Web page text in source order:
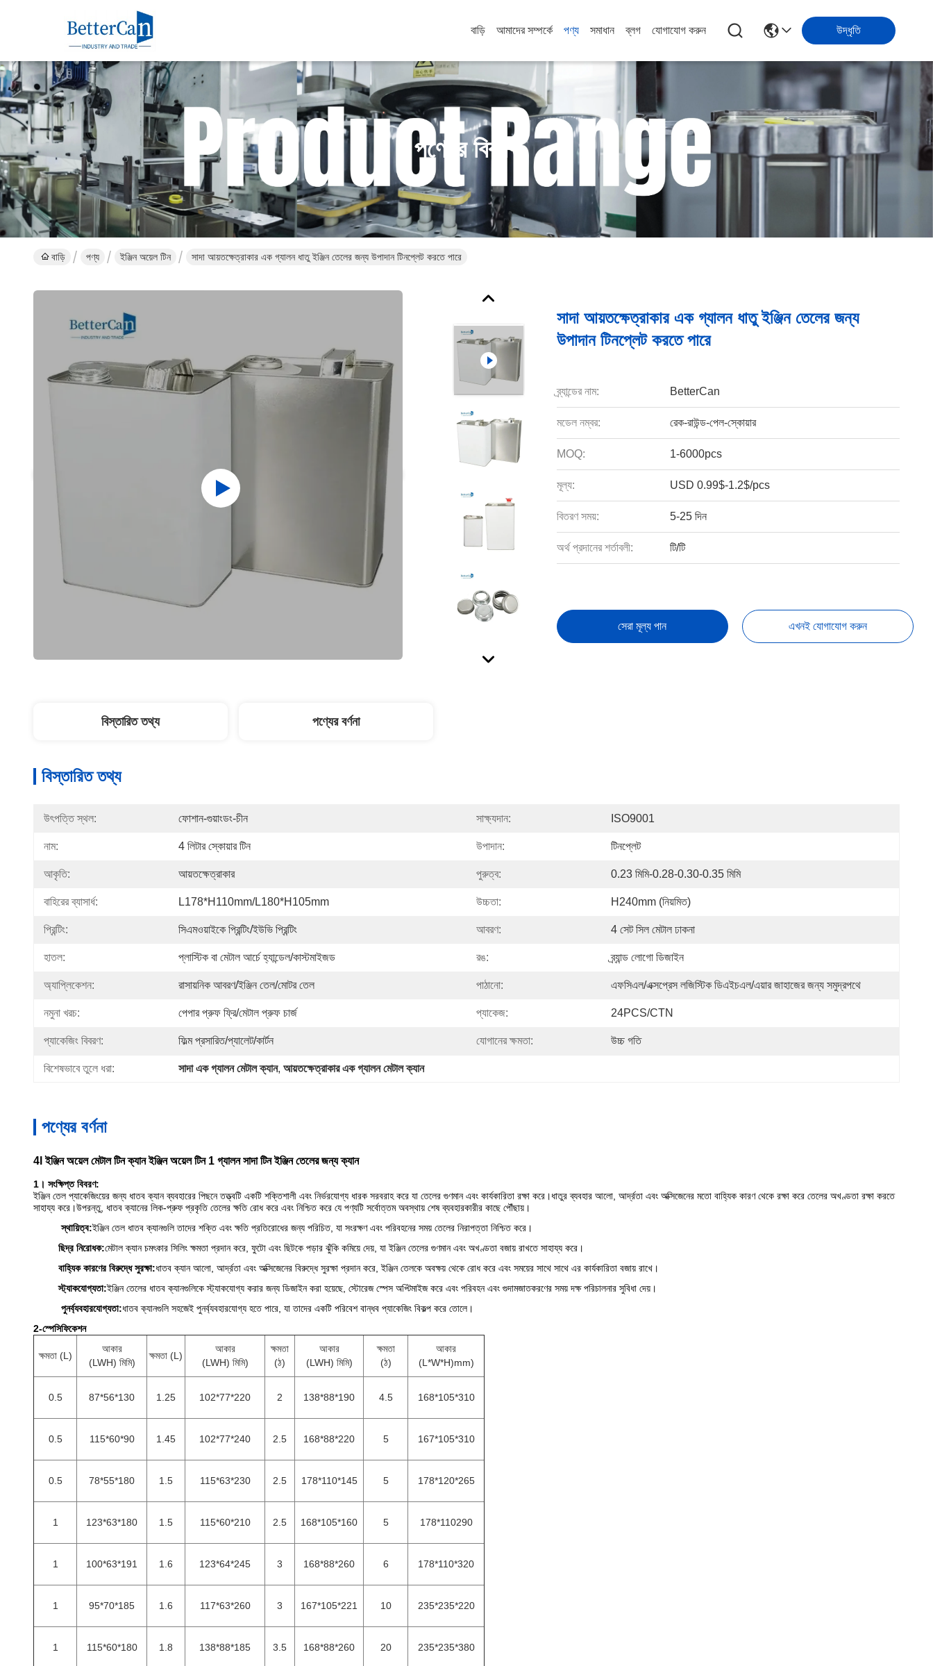
বাড়ি আমাদের সম্পর্কে পণ্য সমাধান ব্লগ যোগাযোগ করুন উদ্ধৃতি
পণ্যের বিবরণ
বাড়ি পণ্য ইঞ্জিন অয়েল টিন সাদা আয়তক্ষেত্রাকার এক গ্যালন ধাতু ইঞ্জিন তেলের জন্য উপাদান টিনপ্লেট করতে পারে
সাদা আয়তক্ষেত্রাকার এক গ্যালন ধাতু ইঞ্জিন তেলের জন্য
উপাদান টিনপ্লেট করতে পারে
ব্র্যান্ডের নাম: BetterCan
মডেল নম্বর: রেক-রাউন্ড-পেল-স্কোয়ার
MOQ: 1-6000pcs
মূল্য: USD 0.99$-1.2$/pcs
বিতরণ সময়: 5-25 দিন
অর্থ প্রদানের শর্তাবলী: টি/টি
সেরা মূল্য পান এখনই যোগাযোগ করুন
বিস্তারিত তথ্য পণ্যের বর্ণনা
বিস্তারিত তথ্য
উৎপত্তি স্থল: ফোশান-গুয়াংডং-চীন সাক্ষ্যদান: ISO9001
নাম: 4 লিটার স্কোয়ার টিন উপাদান: টিনপ্লেট
আকৃতি: আয়তক্ষেত্রাকার পুরুত্ব: 0.23 মিমি-0.28-0.30-0.35 মিমি
বাহিরের ব্যাসার্ধ: L178*H110mm/L180*H105mm উচ্চতা: H240mm (নিয়মিত)
প্রিন্টিং: সিএমওয়াইকে প্রিন্টিং/ইউভি প্রিন্টিং আবরণ: 4 সেট সিল মেটাল ঢাকনা
হাতল: প্লাস্টিক বা মেটাল আর্চে হ্যান্ডেল/কাস্টমাইজড রঙ: ব্র্যান্ড লোগো ডিজাইন
অ্যাপ্লিকেশন: রাসায়নিক আবরণ/ইঞ্জিন তেল/মোটর তেল পাঠানো: এফসিএল/এক্সপ্রেস লজিস্টিক ডিএইচএল/এয়ার জাহাজের জন্য সমুদ্রপথে
নমুনা খরচ: পেপার প্রুফ ফ্রি/মেটাল প্রুফ চার্জ প্যাকেজ: 24PCS/CTN
প্যাকেজিং বিবরণ: ফিল্ম প্রসারিত/প্যালেট/কার্টন যোগানের ক্ষমতা: উচ্চ গতি
বিশেষভাবে তুলে ধরা: সাদা এক গ্যালন মেটাল ক্যান, আয়তক্ষেত্রাকার এক গ্যালন মেটাল ক্যান
পণ্যের বর্ণনা
4l ইঞ্জিন অয়েল মেটাল টিন ক্যান ইঞ্জিন অয়েল টিন 1 গ্যালন সাদা টিন ইঞ্জিন তেলের জন্য ক্যান
1। সংক্ষিপ্ত বিবরণ:
ইঞ্জিন তেল প্যাকেজিংয়ের জন্য ধাতব ক্যান ব্যবহারের পিছনে তত্ত্বটি একটি শক্তিশালী এবং নির্ভরযোগ্য ধারক সরবরাহ করে যা তেলের গুণমান এবং কার্যকারিতা রক্ষা করে।ধাতুর ব্যবহার আলো, আর্দ্রতা এবং অক্সিজেনের মতো বাহ্যিক কারণ থেকে রক্ষা করে তেলের অখণ্ডতা রক্ষা করতে
সাহায্য করে।উপরন্তু, ধাতব ক্যানের লিক-প্রুফ প্রকৃতি তেলের ক্ষতি রোধ করে এবং নিশ্চিত করে যে পণ্যটি সর্বোত্তম অবস্থায় শেষ ব্যবহারকারীর কাছে পৌঁছায়।
স্থায়িত্ব:ইঞ্জিন তেল ধাতব ক্যানগুলি তাদের শক্তি এবং ক্ষতি প্রতিরোধের জন্য পরিচিত, যা সংরক্ষণ এবং পরিবহনের সময় তেলের নিরাপত্তা নিশ্চিত করে।
ছিদ্র নিরোধক:মেটাল ক্যান চমৎকার সিলিং ক্ষমতা প্রদান করে, ফুটো এবং ছিটকে পড়ার ঝুঁকি কমিয়ে দেয়, যা ইঞ্জিন তেলের গুণমান এবং অখণ্ডতা বজায় রাখতে সাহায্য করে।
বাহ্যিক কারণের বিরুদ্ধে সুরক্ষা:ধাতব ক্যান আলো, আর্দ্রতা এবং অক্সিজেনের বিরুদ্ধে সুরক্ষা প্রদান করে, ইঞ্জিন তেলকে অবক্ষয় থেকে রোধ করে এবং সময়ের সাথে সাথে এর কার্যকারিতা বজায় রাখে।
স্ট্যাকযোগ্যতা:ইঞ্জিন তেলের ধাতব ক্যানগুলিকে স্ট্যাকযোগ্য করার জন্য ডিজাইন করা হয়েছে, স্টোরেজ স্পেস অপ্টিমাইজ করে এবং পরিবহন এবং গুদামজাতকরণের সময় দক্ষ পরিচালনার সুবিধা দেয়।
পুনর্ব্যবহারযোগ্যতা:ধাতব ক্যানগুলি সহজেই পুনর্ব্যবহারযোগ্য হতে পারে, যা তাদের একটি পরিবেশ বান্ধব প্যাকেজিং বিকল্প করে তোলে।
2-স্পেসিফিকেশন
ক্ষমতা (L)
আকার
(LWH) মিমি)
ক্ষমতা (L)
আকার
(LWH) মিমি)
ক্ষমতা
(ঠ)
আকার
(LWH) মিমি)
ক্ষমতা
(ঠ)
আকার
(L*W*H)mm)
0.5 87*56*130 1.25 102*77*220 2 138*88*190 4.5 168*105*310
0.5 115*60*90 1.45 102*77*240 2.5 168*88*220 5 167*105*310
0.5 78*55*180 1.5 115*63*230 2.5 178*110*145 5 178*120*265
1 123*63*180 1.5 115*60*210 2.5 168*105*160 5 178*110290
1 100*63*191 1.6 123*64*245 3 168*88*260 6 178*110*320
1 95*70*185 1.6 117*63*260 3 167*105*221 10 235*235*220
1 115*60*180 1.8 138*88*185 3.5 168*88*260 20 235*235*380